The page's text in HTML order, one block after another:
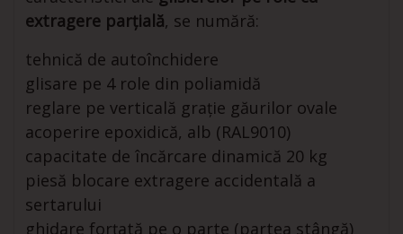
extragere parțială, se numără:
tehnică de autoînchidere
glisare pe 4 role din poliamidă
reglare pe verticală grație găurilor ovale
acoperire epoxidică, alb (RAL9010)
capacitate de încărcare dinamică 20 kg
piesă blocare extragere accidentală a
sertarului
ghidare forţată pe o parte (partea stângă)